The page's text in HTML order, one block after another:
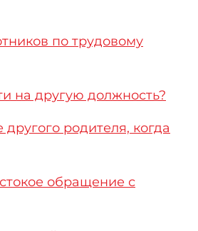
по трудовому
на другую должность?
родителя, когда
обращение с